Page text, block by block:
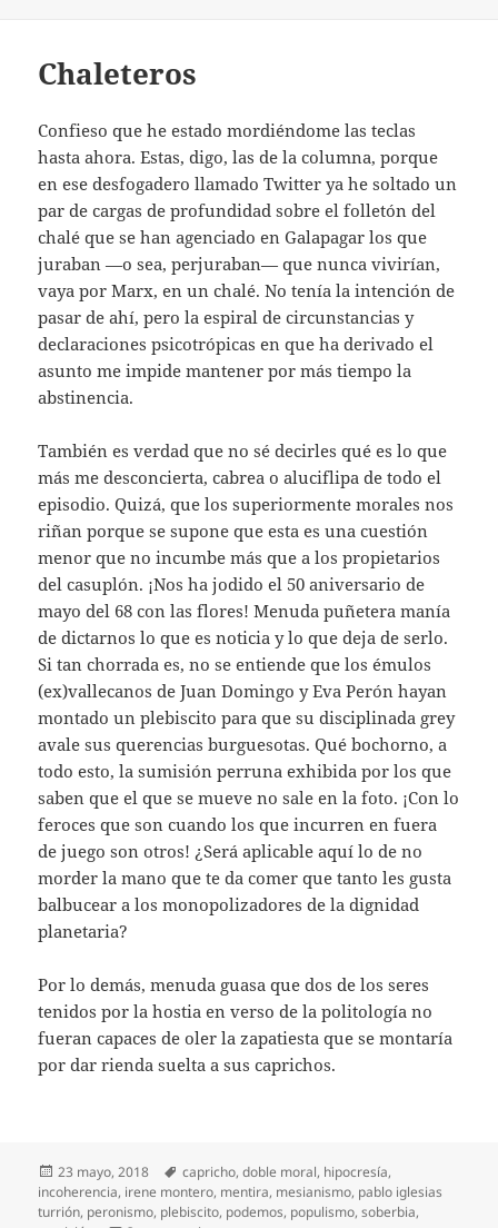
Chaleteros
Confieso que he estado mordiéndome las teclas
hasta ahora. Estas, digo, las de la columna, porque
en ese desfogadero llamado Twitter ya he soltado un
par de cargas de profundidad sobre el folletón del
chalé que se han agenciado en Galapagar los que
juraban —o sea, perjuraban— que nunca vivirían,
vaya por Marx, en un chalé. No tenía la intención de
pasar de ahí, pero la espiral de circunstancias y
declaraciones psicotrópicas en que ha derivado el
asunto me impide mantener por más tiempo la
abstinencia.
También es verdad que no sé decirles qué es lo que
más me desconcierta, cabrea o aluciflipa de todo el
episodio. Quizá, que los superiormente morales nos
riñan porque se supone que esta es una cuestión
menor que no incumbe más que a los propietarios
del casuplón. ¡Nos ha jodido el 50 aniversario de
mayo del 68 con las flores! Menuda puñetera manía
de dictarnos lo que es noticia y lo que deja de serlo.
Si tan chorrada es, no se entiende que los émulos
(ex)vallecanos de Juan Domingo y Eva Perón hayan
montado un plebiscito para que su disciplinada grey
avale sus querencias burguesotas. Qué bochorno, a
todo esto, la sumisión perruna exhibida por los que
saben que el que se mueve no sale en la foto. ¡Con lo
feroces que son cuando los que incurren en fuera
de juego son otros! ¿Será aplicable aquí lo de no
morder la mano que te da comer que tanto les gusta
balbucear a los monopolizadores de la dignidad
planetaria?
Por lo demás, menuda guasa que dos de los seres
tenidos por la hostia en verso de la politología no
fueran capaces de oler la zapatiesta que se montaría
por dar rienda suelta a sus caprichos.
Publicado
el
23 mayo, 2018 Etiquetas
capricho,doble moral, hipocresía,
incoherencia, irene montero, mentira, mesianismo, pablo iglesias
turrión, peronismo, plebiscito, podemos, populismo,soberbia,